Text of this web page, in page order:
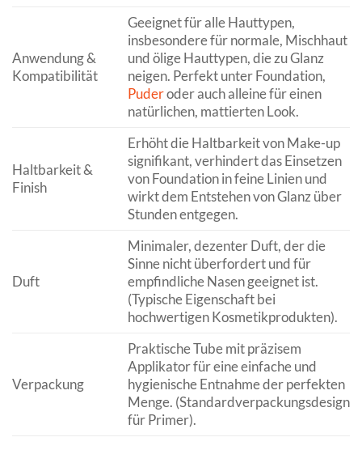
Anwendung &
Kompatibilität
Geeignet für alle Hauttypen,
insbesondere für normale, Mischhaut
und ölige Hauttypen, die zu Glanz
neigen. Perfekt unter Foundation,
Puderoder auch alleine für einen
natürlichen, mattierten Look.
Haltbarkeit &
Finish
Erhöht die Haltbarkeit von Make-up
signifikant, verhindert das Einsetzen
von Foundation in feine Linien und
wirkt dem Entstehen von Glanz über
Stunden entgegen.
Duft
Minimaler, dezenter Duft, der die
Sinne nicht überfordert und für
empfindliche Nasen geeignet ist.
(Typische Eigenschaft bei
hochwertigen Kosmetikprodukten).
Verpackung
Praktische Tube mit präzisem
Applikator für eine einfache und
hygienische Entnahme der perfekten
Menge. (Standardverpackungsdesign
für Primer).